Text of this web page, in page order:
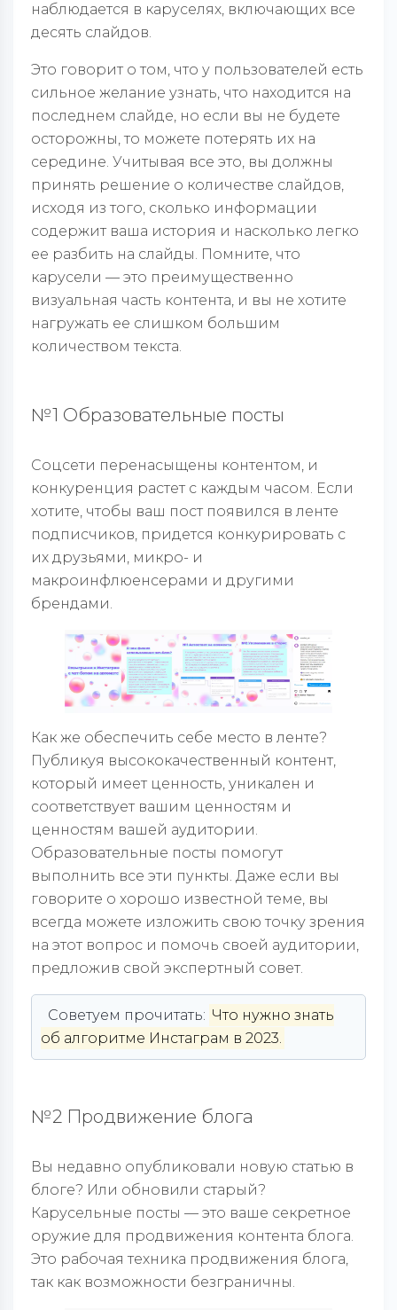
наблюдается в каруселях, включающих все
десять слайдов.
Это говорит о том, что у пользователей есть
сильное желание узнать, что находится на
последнем слайде, но если вы не будете
осторожны, то можете потерять их на
середине. Учитывая все это, вы должны
принять решение о количестве слайдов,
исходя из того, сколько информации
содержит ваша история и насколько легко
ее разбить на слайды. Помните, что
карусели — это преимущественно
визуальная часть контента, и вы не хотите
нагружать ее слишком большим
количеством текста.
№1 Образовательные посты
Соцсети перенасыщены контентом, и
конкуренция растет с каждым часом. Если
хотите, чтобы ваш пост появился в ленте
подписчиков, придется конкурировать с
их друзьями, микро- и
макроинфлюенсерами и другими
брендами.
Как же обеспечить себе место в ленте?
Публикуя высококачественный контент,
который имеет ценность, уникален и
соответствует вашим ценностям и
ценностям вашей аудитории.
Образовательные посты помогут
выполнить все эти пункты. Даже если вы
говорите о хорошо известной теме, вы
всегда можете изложить свою точку зрения
на этот вопрос и помочь своей аудитории,
предложив свой экспертный совет.
Советуем прочитать: Что нужно знать
об алгоритме Инстаграм в 2023.
№2 Продвижение блога
Вы недавно опубликовали новую статью в
блоге? Или обновили старый?
Карусельные посты — это ваше секретное
оружие для продвижения контента блога.
Это рабочая техника продвижения блога,
так как возможности безграничны.